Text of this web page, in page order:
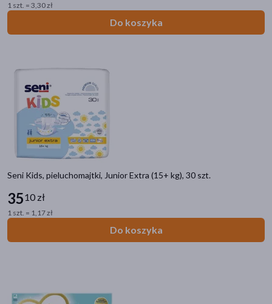
1 szt. = 3,30 zł
Do koszyka
Seni Kids, pieluchomajtki, Junior Extra (15+ kg), 30 szt.
3510 zł
1 szt. = 1,17 zł
Do koszyka